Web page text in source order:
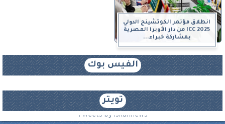
انطلاق مؤتمر الكوتشينج الدولي
ICC 2025 من دار الأوبرا المصرية
بمشاركة خبراء...
الفيس بوك
تويتر
Tweets by iskannews